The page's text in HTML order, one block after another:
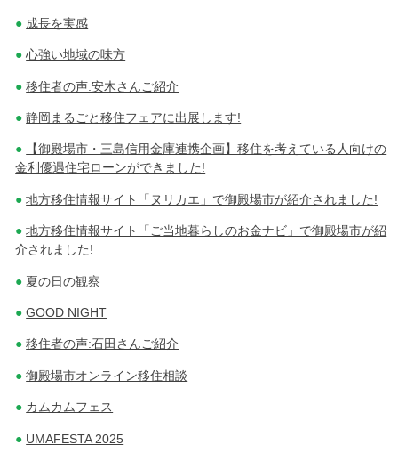
成長を実感
心強い地域の味方
移住者の声:安木さんご紹介
静岡まるごと移住フェアに出展します!
【御殿場市・三島信用金庫連携企画】移住を考えている人向けの
金利優遇住宅ローンができました!
地方移住情報サイト「ヌリカエ」で御殿場市が紹介されました!
地方移住情報サイト「ご当地暮らしのお金ナビ」で御殿場市が紹
介されました!
夏の日の観察
GOOD NIGHT
移住者の声:石田さんご紹介
御殿場市オンライン移住相談
カムカムフェス
UMAFESTA 2025